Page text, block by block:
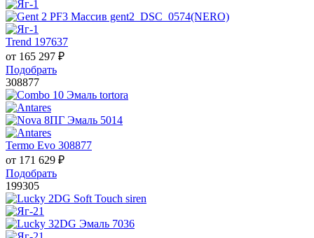
Trend 197637
от 165 297 ₽
Подобрать
308877
Termo Evo 308877
от 171 629 ₽
Подобрать
199305